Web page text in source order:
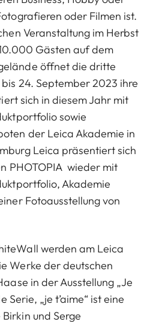
oder Filmen ist.
Veranstaltung im Herbst
Gästen auf dem
öffnet die dritte
bis 24. September 2023 ihre
sich in diesem Jahr mit
sowie
der Leica Akademie in
Leica präsentiert sich
PHOTOPIA wieder mit
Akademie
Fotoausstellung von
werden am Leica
Werke der deutschen
in der Ausstellung „Je
Serie, „je t’aime“ ist eine
und Serge